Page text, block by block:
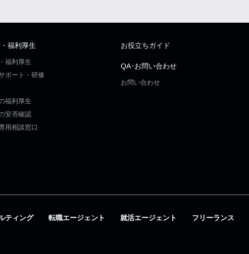
福利厚生
福利厚生
ポート・研修
福利厚生
安否確認
用相談窓口
お役立ちガイド
QA･お問い合わせ
お問い合わせ
ティング 転職エージェント 就活エージェント フリーランス